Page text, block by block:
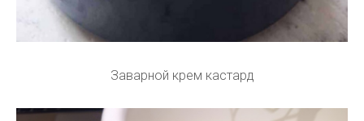
Заварной крем кастард